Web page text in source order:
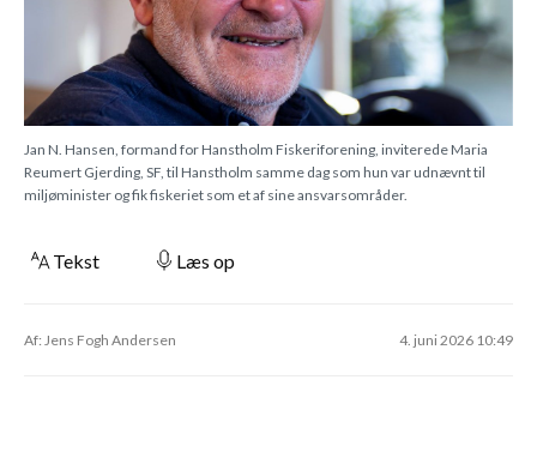
Jan N. Hansen, formand for Hanstholm Fiskeriforening, inviterede Maria
Reumert Gjerding, SF, til Hanstholm samme dag som hun var udnævnt til
miljøminister og fik fiskeriet som et af sine ansvarsområder.
Tekst Læs op
Af: Jens Fogh Andersen 4. juni 2026 10:49